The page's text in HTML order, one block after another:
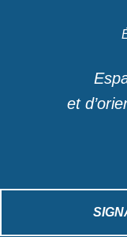
et